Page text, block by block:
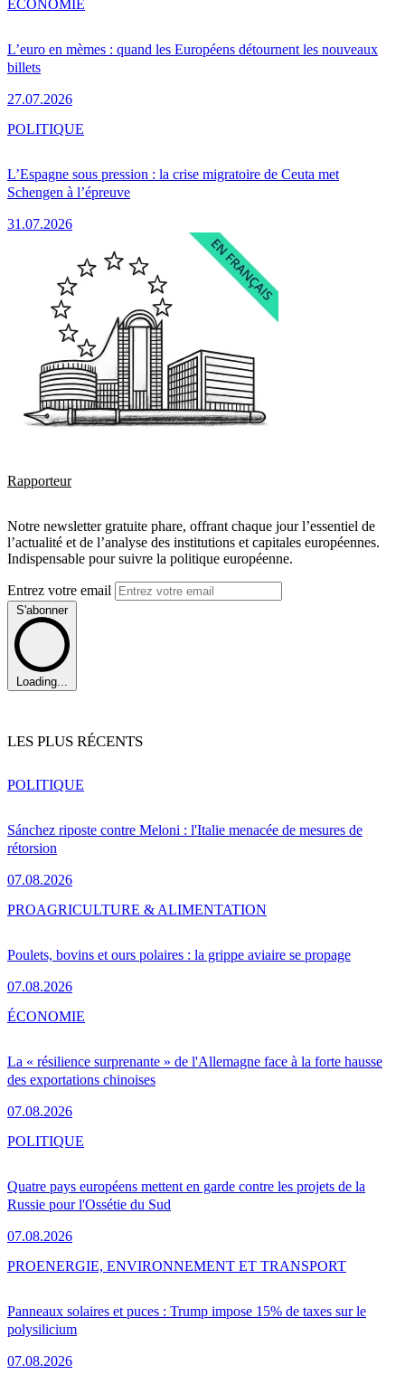
L’euro en mèmes : quand les Européens détournent les nouveaux
billets
27.07.2026
ÉCONOMIE
L’Espagne sous pression : la crise migratoire de Ceuta met
Schengen à l’épreuve
31.07.2026
POLITIQUE
Rapporteur
Notre newsletter gratuite phare, offrant chaque jour l’essentiel de
l’actualité et de l’analyse des institutions et capitales européennes.
Indispensable pour suivre la politique européenne.
Entrez votre email
S'abonner
Loading...
LES PLUS RÉCENTS
Sánchez riposte contre Meloni : l'Italie menacée de mesures de
rétorsion
07.08.2026
POLITIQUE
Poulets, bovins et ours polaires : la grippe aviaire se propage
07.08.2026
PROAGRICULTURE & ALIMENTATION
La « résilience surprenante » de l'Allemagne face à la forte hausse
des exportations chinoises
07.08.2026
ÉCONOMIE
Quatre pays européens mettent en garde contre les projets de la
Russie pour l'Ossétie du Sud
07.08.2026
POLITIQUE
Panneaux solaires et puces : Trump impose 15% de taxes sur le
polysilicium
07.08.2026
PROENERGIE, ENVIRONNEMENT ET TRANSPORT